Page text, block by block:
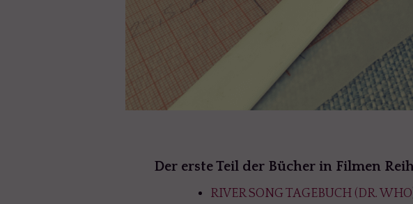
Der erste Teil der Bücher in Filmen
RIVER SONG TAGEBUCH (DR.